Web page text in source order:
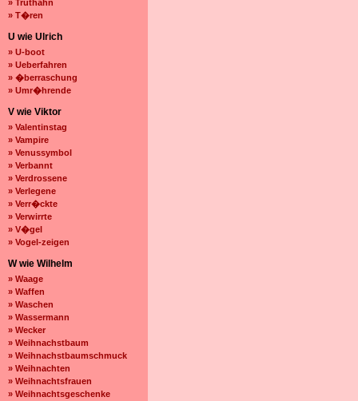
» Truthahn
» T�ren
U wie Ulrich
» U-boot
» Ueberfahren
» �berraschung
» Umr�hrende
V wie Viktor
» Valentinstag
» Vampire
» Venussymbol
» Verbannt
» Verdrossene
» Verlegene
» Verr�ckte
» Verwirrte
» V�gel
» Vogel-zeigen
W wie Wilhelm
» Waage
» Waffen
» Waschen
» Wassermann
» Wecker
» Weihnachstbaum
» Weihnachstbaumschmuck
» Weihnachten
» Weihnachtsfrauen
» Weihnachtsgeschenke